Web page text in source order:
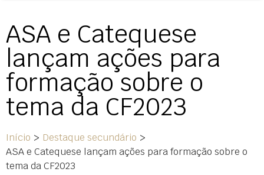
ASA e Catequese
lançam ações para
formação sobre o
tema da CF2023
Início > Destaque secundário >
ASA e Catequese lançam ações para formação sobre o
tema da CF2023